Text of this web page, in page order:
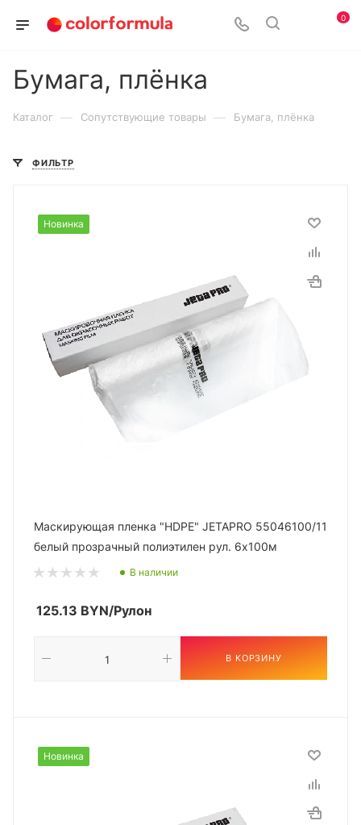
0
Бумага, плёнка
Каталог — Сопутствующие товары — Бумага, плёнка
ФИЛЬТР
Новинка
Маскирующая пленка "HDPE" JETAPRO 55046100/11
белый прозрачный полиэтилен рул. 6х100м
В наличии
125.13 BYN/Рулон
В КОРЗИНУ
Новинка